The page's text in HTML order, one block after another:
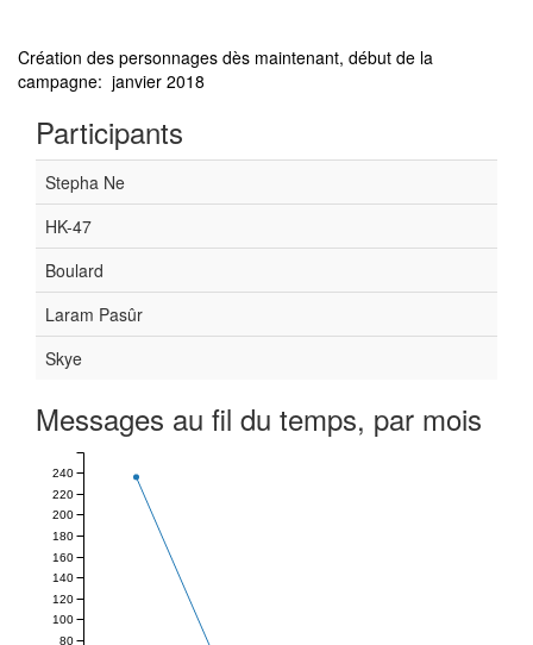
Création des personnages dès maintenant, début de la
campagne: janvier 2018
Participants
Stepha Ne
HK-47
Boulard
Laram Pasûr
Skye
Messages au fil du temps, par mois
80
100
120
140
160
180
200
220
240